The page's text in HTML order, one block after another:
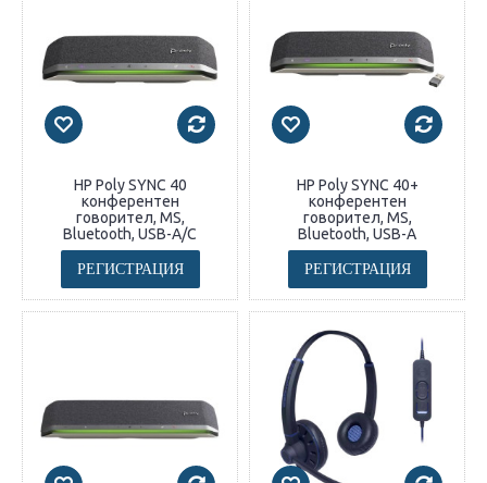
HP Poly SYNC 40
конферентен
говорител, MS,
Bluetooth, USB-A/C
РЕГИСТРАЦИЯ
HP Poly SYNC 40+
конферентен
говорител, MS,
Bluetooth, USB-A
РЕГИСТРАЦИЯ